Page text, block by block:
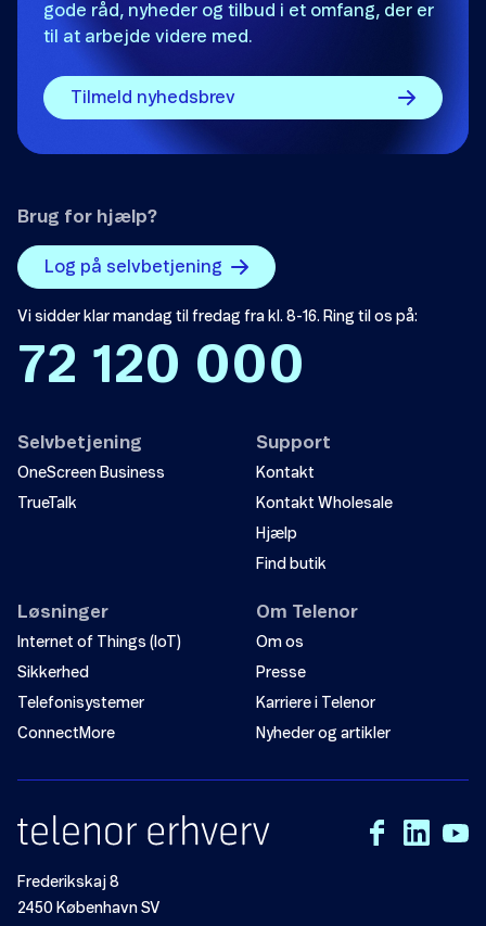
gode råd, nyheder og tilbud i et omfang, der er
til at arbejde videre med.
Tilmeld nyhedsbrev
Brug for hjælp?
Log på selvbetjening
Vi sidder klar mandag til fredag fra kl. 8-16. Ring til os på:
72 120 000
Selvbetjening
OneScreen Business
TrueTalk
Support
Kontakt
Kontakt Wholesale
Hjælp
Find butik
Løsninger
Internet of Things (IoT)
Sikkerhed
Telefonisystemer
ConnectMore
Om Telenor
Om os
Presse
Karriere i Telenor
Nyheder og artikler
Frederikskaj 8
2450 København SV